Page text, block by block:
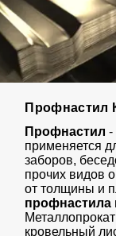
Профнастил
Профнастил -
применяется
заборов,
прочих видов
от толщины и
профнастила
кровельный